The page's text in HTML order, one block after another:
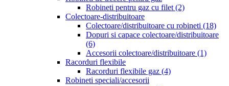
Robineti pentru gaz cu filet (2)
Colectoare-distribuitoare
Colectoare/distribuitoare cu robineti (18)
Dopuri si capace colectoare/distribuitoare
(6)
Accesorii colectoare/distribuitoare (1)
Racorduri flexibile
Racorduri flexibile gaz (4)
Robineti speciali/accesorii